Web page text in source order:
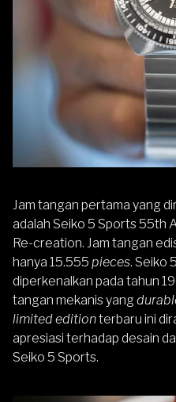
Jam tangan pertama yang
adalah Seiko 5 Sports 55th
Re-creation. Jam tangan
hanya 15.555 pieces. Seiko
diperkenalkan pada tahun
tangan mekanis yang
limited editionterbaru ini
apresiasi terhadap desain
Seiko 5 Sports.